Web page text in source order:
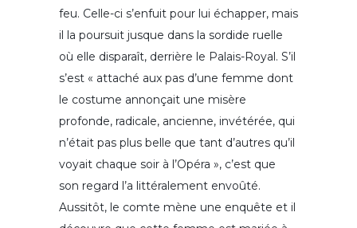
feu. Celle-ci s’enfuit pour lui échapper, mais
il la poursuit jusque dans la sordide ruelle
où elle disparaît, derrière le Palais-Royal. S’il
s’est « attaché aux pas d’une femme dont
le costume annonçait une misère
profonde, radicale, ancienne, invétérée, qui
n’était pas plus belle que tant d’autres qu’il
voyait chaque soir à l’Opéra », c’est que
son regard l’a littéralement envoûté.
Aussitôt, le comte mène une enquête et il